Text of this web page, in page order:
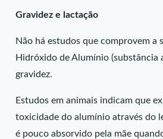
Gravidez e lactação
Não há estudos que comprovem a
Hidróxido de Alumínio (substância
gravidez.
Estudos em animais indicam que
toxicidade do alumínio através do
é pouco absorvido pela mãe